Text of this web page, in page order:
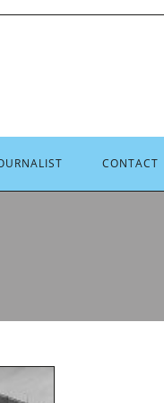
CONTACT